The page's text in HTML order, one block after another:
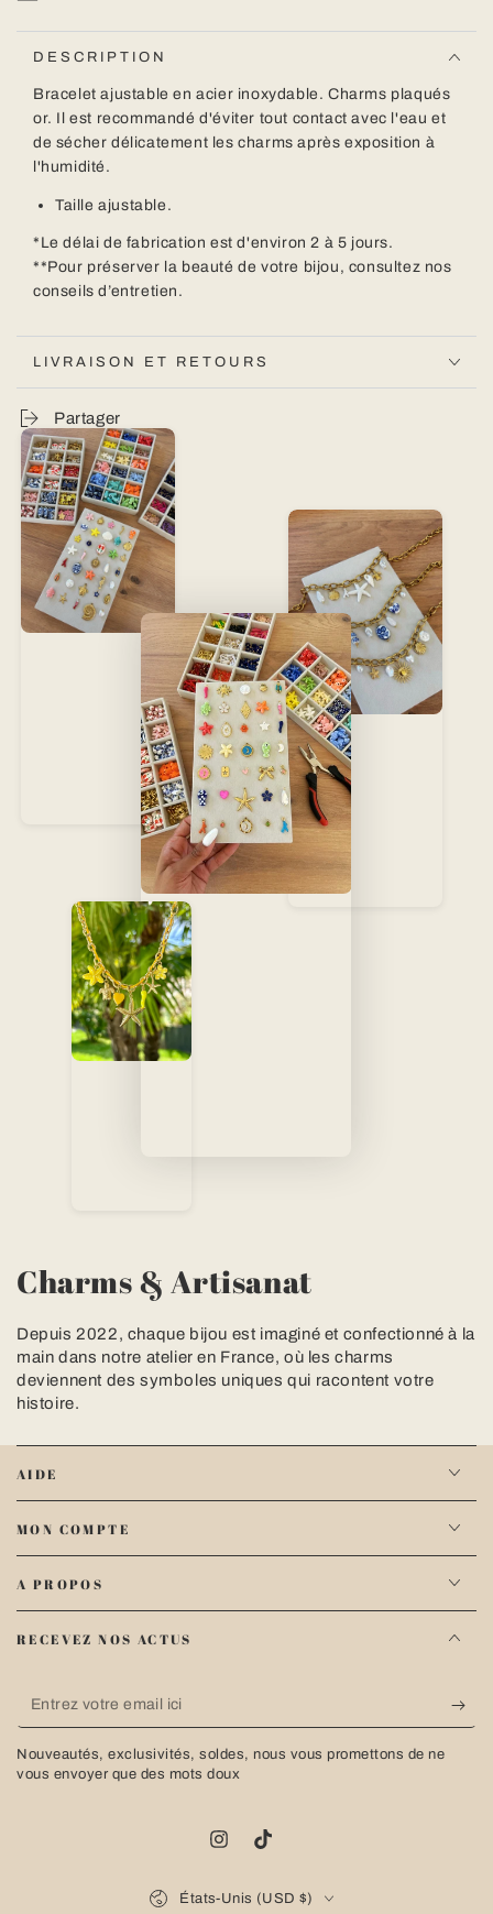
DESCRIPTION
Bracelet ajustable en acier inoxydable. Charms plaqués
or. Il est recommandé d'éviter tout contact avec l'eau et
de sécher délicatement les charms après exposition à
l'humidité.
Taille ajustable.
*Le délai de fabrication est d'environ 2 à 5 jours.
**Pour préserver la beauté de votre bijou, consultez nos
conseils d’entretien.
LIVRAISON ET RETOURS
Partager
Charms & Artisanat
Depuis 2022, chaque bijou est imaginé et confectionné à la
main dans notre atelier en France, où les charms
deviennent des symboles uniques qui racontent votre
histoire.
AIDE
MON COMPTE
A PROPOS
RECEVEZ NOS ACTUS
Entrez
votre
email
Nouveautés, exclusivités, soldes, nous vous promettons de ne
vous envoyer que des mots doux
Instagram
TikTok
États-Unis (USD $)